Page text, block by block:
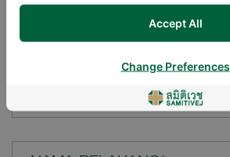
Accept All
Change Preferences